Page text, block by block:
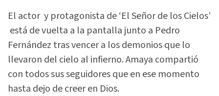
El actor y protagonista de ‘El Señor de los Cielos’
está de vuelta a la pantalla junto a Pedro
Fernández tras vencer a los demonios que lo
llevaron del cielo al infierno. Amaya compartió
con todos sus seguidores que en ese momento
hasta dejo de creer en Dios.